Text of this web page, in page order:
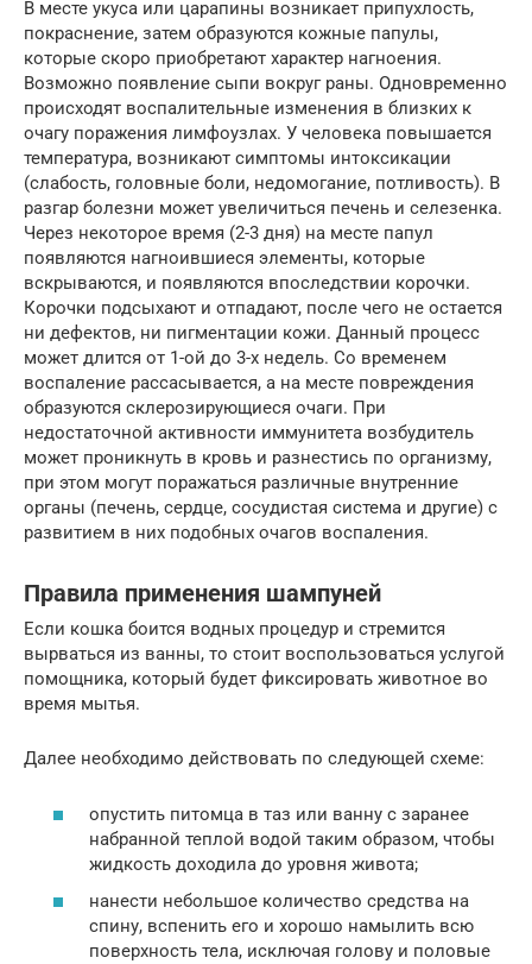
В месте укуса или царапины возникает припухлость,
покраснение, затем образуются кожные папулы,
которые скоро приобретают характер нагноения.
Возможно появление сыпи вокруг раны. Одновременно
происходят воспалительные изменения в близких к
очагу поражения лимфоузлах. У человека повышается
температура, возникают симптомы интоксикации
(слабость, головные боли, недомогание, потливость). В
разгар болезни может увеличиться печень и селезенка.
Через некоторое время (2-3 дня) на месте папул
появляются нагноившиеся элементы, которые
вскрываются, и появляются впоследствии корочки.
Корочки подсыхают и отпадают, после чего не остается
ни дефектов, ни пигментации кожи. Данный процесс
может длится от 1-ой до 3-х недель. Со временем
воспаление рассасывается, а на месте повреждения
образуются склерозирующиеся очаги. При
недостаточной активности иммунитета возбудитель
может проникнуть в кровь и разнестись по организму,
при этом могут поражаться различные внутренние
органы (печень, сердце, сосудистая система и другие) с
развитием в них подобных очагов воспаления.
Правила применения шампуней
Если кошка боится водных процедур и стремится
вырваться из ванны, то стоит воспользоваться услугой
помощника, который будет фиксировать животное во
время мытья.
Далее необходимо действовать по следующей схеме:
опустить питомца в таз или ванну с заранее
набранной теплой водой таким образом, чтобы
жидкость доходила до уровня живота;
нанести небольшое количество средства на
спину, вспенить его и хорошо намылить всю
поверхность тела, исключая голову и половые